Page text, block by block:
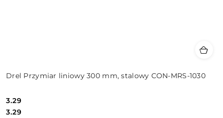
Drel Przymiar liniowy 300 mm, stalowy CON-MRS-1030
Cena:
3.29
Cena:
3.29